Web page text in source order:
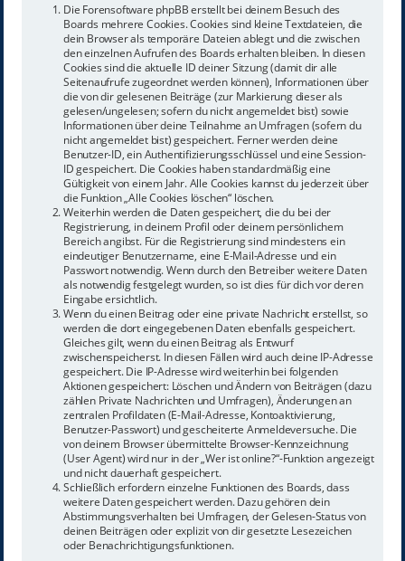
Die Forensoftware phpBB erstellt bei deinem Besuch des
Boards mehrere Cookies. Cookies sind kleine Textdateien, die
dein Browser als temporäre Dateien ablegt und die zwischen
den einzelnen Aufrufen des Boards erhalten bleiben. In diesen
Cookies sind die aktuelle ID deiner Sitzung (damit dir alle
Seitenaufrufe zugeordnet werden können), Informationen über
die von dir gelesenen Beiträge (zur Markierung dieser als
gelesen/ungelesen; sofern du nicht angemeldet bist) sowie
Informationen über deine Teilnahme an Umfragen (sofern du
nicht angemeldet bist) gespeichert. Ferner werden deine
Benutzer-ID, ein Authentifizierungsschlüssel und eine Session-
ID gespeichert. Die Cookies haben standardmäßig eine
Gültigkeit von einem Jahr. Alle Cookies kannst du jederzeit über
die Funktion „Alle Cookies löschen“ löschen.
Weiterhin werden die Daten gespeichert, die du bei der
Registrierung, in deinem Profil oder deinem persönlichem
Bereich angibst. Für die Registrierung sind mindestens ein
eindeutiger Benutzername, eine E-Mail-Adresse und ein
Passwort notwendig. Wenn durch den Betreiber weitere Daten
als notwendig festgelegt wurden, so ist dies für dich vor deren
Eingabe ersichtlich.
Wenn du einen Beitrag oder eine private Nachricht erstellst, so
werden die dort eingegebenen Daten ebenfalls gespeichert.
Gleiches gilt, wenn du einen Beitrag als Entwurf
zwischenspeicherst. In diesen Fällen wird auch deine IP-Adresse
gespeichert. Die IP-Adresse wird weiterhin bei folgenden
Aktionen gespeichert: Löschen und Ändern von Beiträgen (dazu
zählen Private Nachrichten und Umfragen), Änderungen an
zentralen Profildaten (E-Mail-Adresse, Kontoaktivierung,
Benutzer-Passwort) und gescheiterte Anmeldeversuche. Die
von deinem Browser übermittelte Browser-Kennzeichnung
(User Agent) wird nur in der „Wer ist online?“-Funktion angezeigt
und nicht dauerhaft gespeichert.
Schließlich erfordern einzelne Funktionen des Boards, dass
weitere Daten gespeichert werden. Dazu gehören dein
Abstimmungsverhalten bei Umfragen, der Gelesen-Status von
deinen Beiträgen oder explizit von dir gesetzte Lesezeichen
oder Benachrichtigungsfunktionen.